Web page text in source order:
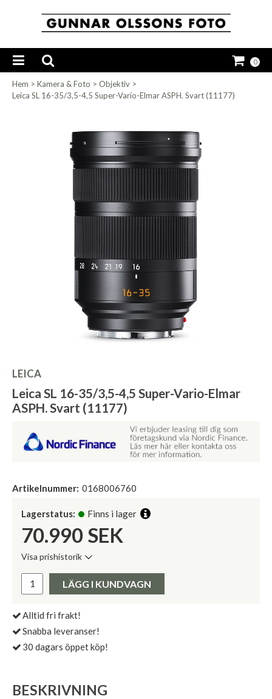
0
Hem > Kamera & Foto > Objektiv >
Leica SL 16-35/3,5-4,5 Super-Vario-Elmar ASPH. Svart (11177)
LEICA
Leica SL 16-35/3,5-4,5 Super-Vario-Elmar
ASPH. Svart (11177)
Artikelnummer: 0168006760
Lagerstatus: Finns i lager
70.990 SEK
Visa prishistorik
Pris:
LÄGG I KUNDVAGN
Alltid fri frakt!
Snabba leveranser!
30 dagars öppet köp!
BESKRIVNING